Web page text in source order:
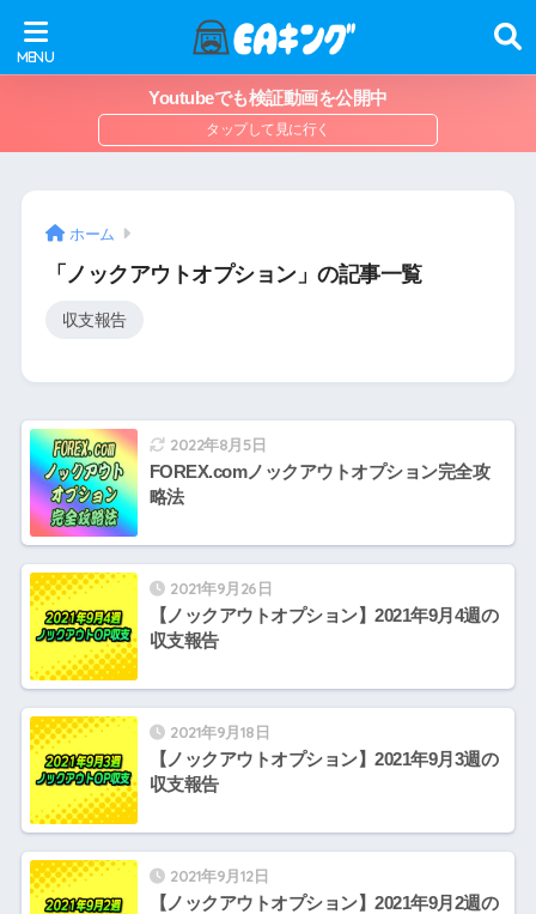
Youtubeでも検証動画を公開中
ホーム
「ノックアウトオプション」の記事一覧
収支報告
2022年8月5日
FOREX.comノックアウトオプション完全攻
略法
2021年9月26日
【ノックアウトオプション】2021年9月4週の
収支報告
2021年9月18日
【ノックアウトオプション】2021年9月3週の
収支報告
2021年9月12日
【ノックアウトオプション】2021年9月2週の